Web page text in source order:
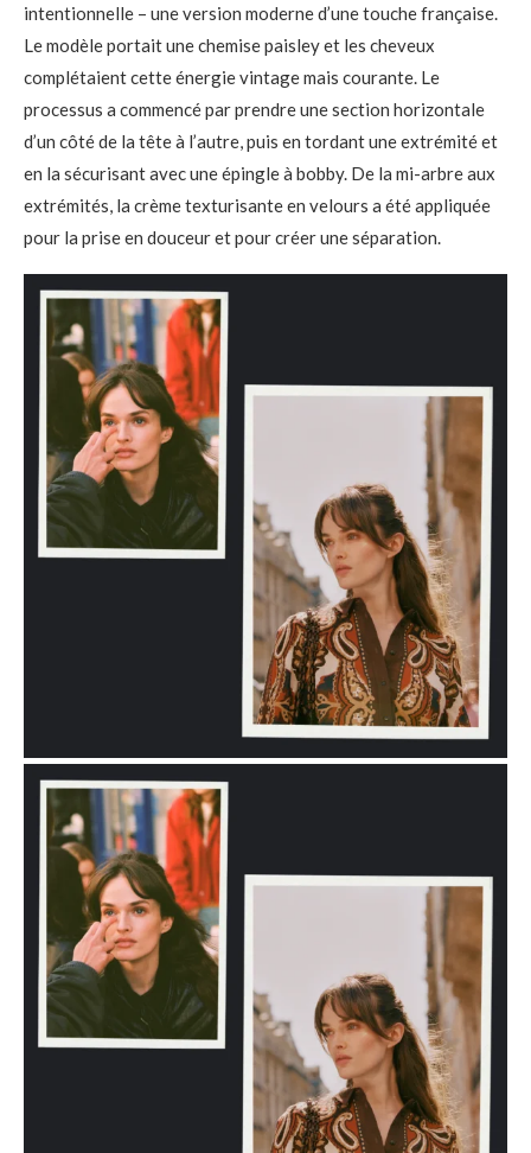
intentionnelle – une version moderne d’une touche française.
Le modèle portait une chemise paisley et les cheveux
complétaient cette énergie vintage mais courante. Le
processus a commencé par prendre une section horizontale
d’un côté de la tête à l’autre, puis en tordant une extrémité et
en la sécurisant avec une épingle à bobby. De la mi-arbre aux
extrémités, la crème texturisante en velours a été appliquée
pour la prise en douceur et pour créer une séparation.